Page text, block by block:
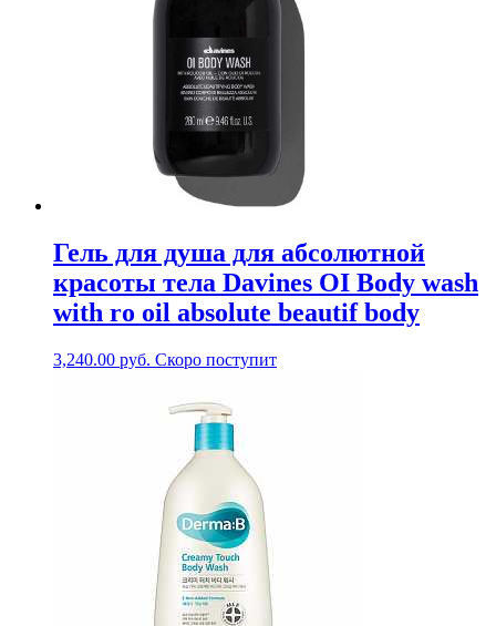
Гель для душа для абсолютной
красоты тела Davines OI Body wash
with ro oil absolute beautif body
3,240.00 руб. Скоро поступит